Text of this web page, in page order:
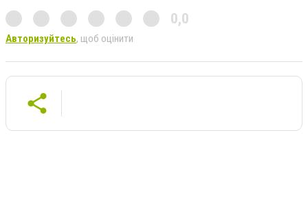
0,0
Авторизуйтесь, щоб оцінити